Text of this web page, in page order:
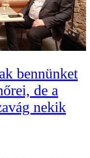
bennünket
de a
nekik